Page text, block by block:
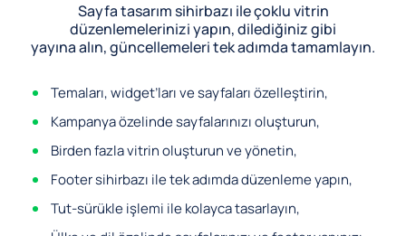
Sayfa tasarım sihirbazı ile çoklu vitrin
düzenlemelerinizi yapın, dilediğiniz gibi
yayına alın, güncellemeleri tek adımda tamamlayın.
Temaları, widget’ları ve sayfaları özelleştirin,
Kampanya özelinde sayfalarınızı oluşturun,
Birden fazla vitrin oluşturun ve yönetin,
Footer sihirbazı ile tek adımda düzenleme yapın,
Tut-sürükle işlemi ile kolayca tasarlayın,